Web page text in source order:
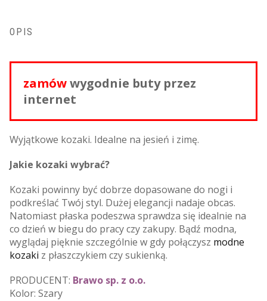
OPIS
zamówwygodnie buty przez
internet
Wyjątkowe kozaki. Idealne na jesień i zimę.
Jakie kozaki wybrać?
Kozaki powinny być dobrze dopasowane do nogi i
podkreślać Twój styl. Dużej elegancji nadaje obcas.
Natomiast płaska podeszwa sprawdza się idealnie na
co dzień w biegu do pracy czy zakupy. Bądź modna,
wyglądaj pięknie szczególnie w gdy połączysz modne
kozaki z płaszczykiem czy sukienką.
PRODUCENT: Brawo sp. z o.o.
Kolor: Szary